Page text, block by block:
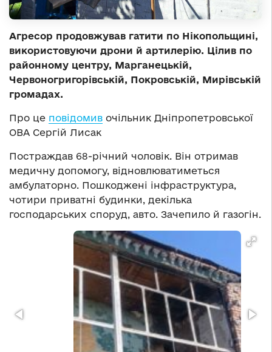
Агресор продовжував гатити по Нікопольщині,
використовуючи дрони й артилерію. Цілив по
районному центру, Марганецькій,
Червоногригорівській, Покровській, Мирівській
громадах.
Про це повідомив очільник Дніпропетровської
ОВА Сергій Лисак
Постраждав 68-річний чоловік. Він отримав
медичну допомогу, відновлюватиметься
амбулаторно. Пошкоджені інфраструктура,
чотири приватні будинки, декілька
господарських споруд, авто. Зачепило й газогін.